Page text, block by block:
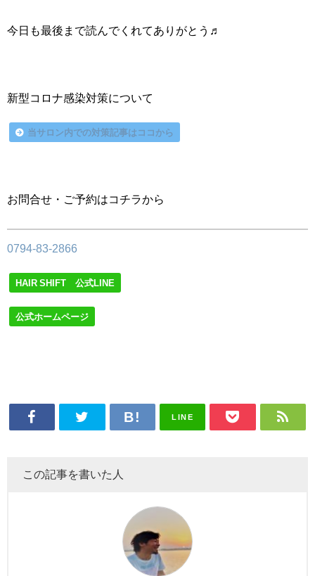
今日も最後まで読んでくれてありがとう♬
新型コロナ感染対策について
当サロン内での対策記事はココから
お問合せ・ご予約はコチラから
0794-83-2866
HAIR SHIFT 公式LINE
公式ホームページ
LINE
この記事を書いた人